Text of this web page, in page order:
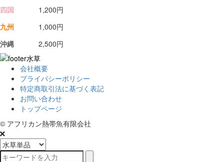
四国
1,200円
九州
1,000円
沖縄
2,500円
会社概要
プライバシーポリシー
特定商取引法に基づく表記
お問い合わせ
トップページ
© アフリカン熱帯魚有限会社